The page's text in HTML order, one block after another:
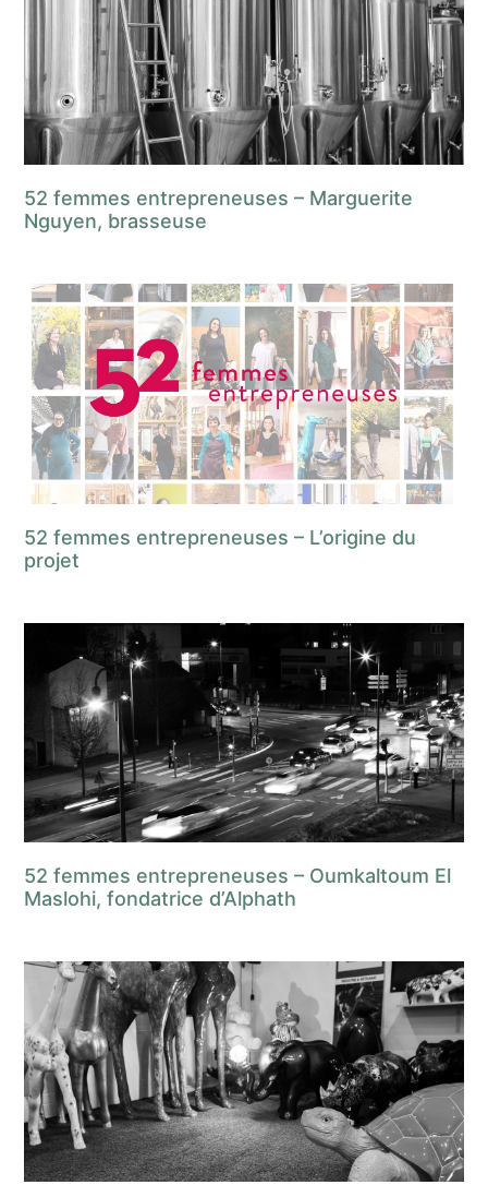
52 femmes entrepreneuses – Marguerite
Nguyen, brasseuse
52 femmes entrepreneuses – L’origine du
projet
52 femmes entrepreneuses – Oumkaltoum El
Maslohi, fondatrice d’Alphath